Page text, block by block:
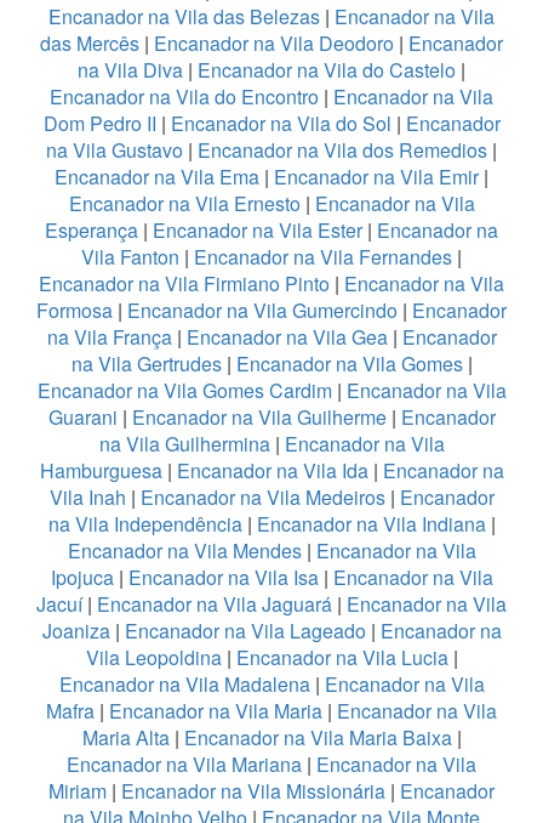
Encanador na Vila das Belezas | Encanador na Vila
das Mercês | Encanador na Vila Deodoro | Encanador
na Vila Diva | Encanador na Vila do Castelo |
Encanador na Vila do Encontro | Encanador na Vila
Dom Pedro II | Encanador na Vila do Sol | Encanador
na Vila Gustavo | Encanador na Vila dos Remedios |
Encanador na Vila Ema | Encanador na Vila Emir|
Encanador na Vila Ernesto| Encanador na Vila
Esperança | Encanador na Vila Ester| Encanador na
Vila Fanton | Encanador na Vila Fernandes |
Encanador na Vila Firmiano Pinto | Encanador na Vila
Formosa | Encanador na Vila Gumercindo | Encanador
na Vila França| Encanador na Vila Gea| Encanador
na Vila Gertrudes| Encanador na Vila Gomes|
Encanador na Vila Gomes Cardim| Encanador na Vila
Guarani | Encanador na Vila Guilherme| Encanador
na Vila Guilhermina| Encanador na Vila
Hamburguesa| Encanador na Vila Ida| Encanador na
Vila Inah | Encanador na Vila Medeiros| Encanador
na Vila Independência| Encanador na Vila Indiana|
Encanador na Vila Mendes| Encanador na Vila
Ipojuca| Encanador na Vila Isa| Encanador na Vila
Jacuí| Encanador na Vila Jaguará | Encanador na Vila
Joaniza| Encanador na Vila Lageado| Encanador na
Vila Leopoldina| Encanador na Vila Lucia|
Encanador na Vila Madalena| Encanador na Vila
Mafra | Encanador na Vila Maria | Encanador na Vila
Maria Alta| Encanador na Vila Maria Baixa|
Encanador na Vila Mariana | Encanador na Vila
Miriam | Encanador na Vila Missionária | Encanador
na Vila Moinho Velho | Encanador na Vila Monte